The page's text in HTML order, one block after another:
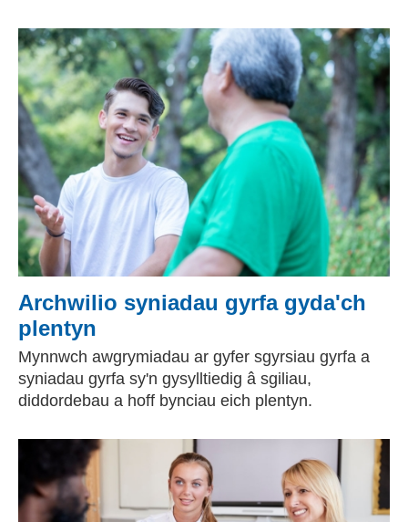
Archwilio syniadau gyrfa gyda'ch
plentyn
Mynnwch awgrymiadau ar gyfer sgyrsiau gyrfa a
syniadau gyrfa sy'n gysylltiedig â sgiliau,
diddordebau a hoff bynciau eich plentyn.